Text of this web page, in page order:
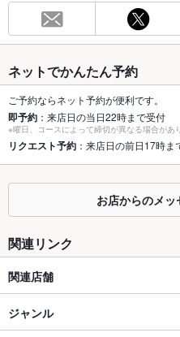
138席(食べ放題コース
容人数
個室 なし ：ご用意がありま
座敷 なし ：ご用意がありま
掘りごたつ あり ：ご用意があり
なし ：ご用意があり
貸切可 ：貸切不可と
設備
ネットでかんたん予約
ご予約ならネット予約が便利です。
即予約 ：来店日の当日22時まで受付
※曜日、コースによって締切が異なる場合があ
リクエスト予約 ：来店日の前日17時ま
お店からのメ
関連リンク
関連店舗
焼肉 でん
ジャンル